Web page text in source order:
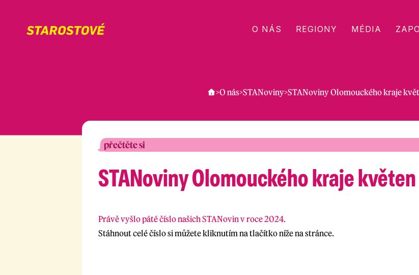
O NÁS REGIONY MÉDIA
>O nás>STANoviny>STANoviny Olomouckého kraje
přečtěte si
STANoviny Olomouckého kraje
Právě vyšlo páté číslo našich STANovin v roce 2024.
Stáhnout celé číslo si můžete kliknutím na tlačítko níže na stránce.